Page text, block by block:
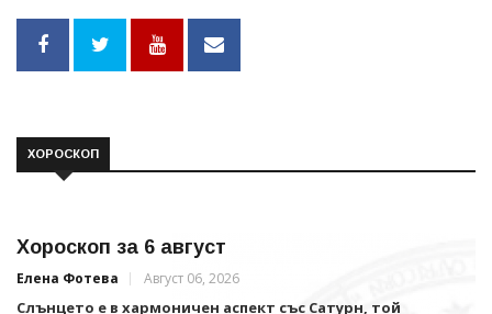
ХОРОСКОП
Хороскоп за 6 август
Елена Фотева Август 06, 2026
Слънцето е в хармоничен аспект със Сатурн, той